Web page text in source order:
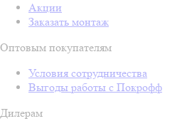
Акции
Заказать монтаж
Оптовым покупателям
Условия сотрудничества
Выгоды работы с Покрофф
Дилерам